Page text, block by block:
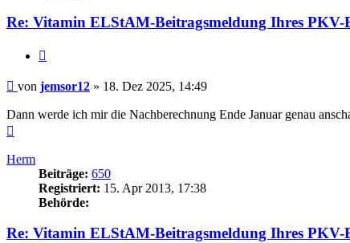
Re: Vitamin ELStAM-Beitragsmeldung Ihres PKV-
Beitrag
von jemsor12 » 18. Dez 2025, 14:49
Dann werde ich mir die Nachberechnung Ende Januar genau
Herm
Beiträge: 650
Registriert: 15. Apr 2013, 17:38
Behörde:
Re: Vitamin ELStAM-Beitragsmeldung Ihres PKV-